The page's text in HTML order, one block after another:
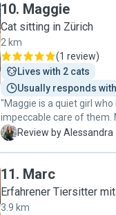
10. Maggie
Cat sitting in Zürich
2 km
(1 review)
Lives with 2 cats
Usually responds
"Maggie is a quiet girl
impeccable care of them.
the play time and being
A Review by Alessandra
11. Marc
Erfahrener Tiersitter
3.9 km